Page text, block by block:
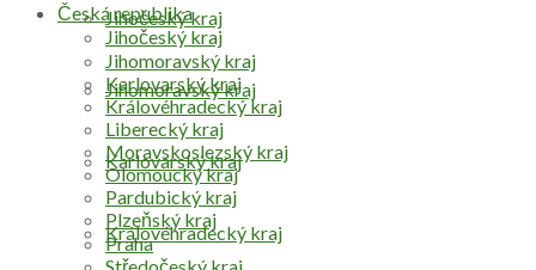
Jihočeský kraj
Jihomoravský kraj
Karlovarský kraj
Královéhradecký kraj
Česká republika
Jihočeský kraj
Jihomoravský kraj
Karlovarský kraj
Královéhradecký kraj
Liberecký kraj
Moravskoslezský kraj
Olomoucký kraj
Pardubický kraj
Plzeňský kraj
Praha